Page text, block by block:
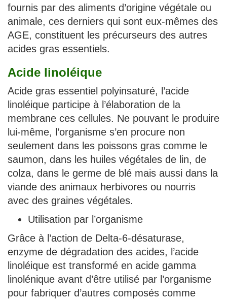
fournis par des aliments d’origine végétale ou
animale, ces derniers qui sont eux-mêmes des
AGE, constituent les précurseurs des autres
acides gras essentiels.
Acide linoléique
Acide gras essentiel polyinsaturé, l’acide
linoléique participe à l’élaboration de la
membrane ces cellules. Ne pouvant le produire
lui-même, l’organisme s’en procure non
seulement dans les poissons gras comme le
saumon, dans les huiles végétales de lin, de
colza, dans le germe de blé mais aussi dans la
viande des animaux herbivores ou nourris
avec des graines végétales.
Utilisation par l’organisme
Grâce à l’action de Delta-6-désaturase,
enzyme de dégradation des acides, l’acide
linoléique est transformé en acide gamma
linolénique avant d’être utilisé par l’organisme
pour fabriquer d’autres composés comme